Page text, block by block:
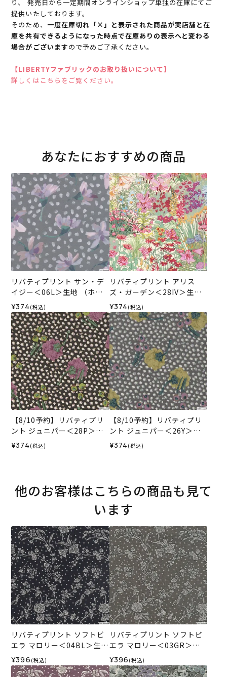
り、 発売日から一定期間オンラインショップ単独の在庫にてご
提供いたしております。
そのため、 一度在庫切れ「×」と表示された商品が実店舗と在
庫を共有できるようになった時点で在庫ありの表示へと変わる
場合がございますので予めご了承ください。
【LIBERTYファブリックのお取り扱いについて】
詳しくはこちらをご覧ください。
あなたにおすすめの商品
リバティプリント サン・デ
イジー＜06L＞生地 （ホビ
ーラホビーレオリジナル）2
026SS
¥374 (税込)
リバティプリント アリス
ズ・ガーデン＜28IV＞生地
（ホビーラホビーレオリジ
ナル）2025AW
¥374 (税込)
【8/10予約】リバティプリ
ント ジュニパー＜28P＞生
地 （ホビーラホビーレオリ
ジナル）2026AW
¥374 (税込)
【8/10予約】リバティプリ
ント ジュニパー＜26Y＞生
地 （ホビーラホビーレオリ
ジナル）2026AW
¥374 (税込)
他のお客様はこちらの商品も見て
います
リバティプリント ソフトビ
エラ マロリー＜04BL＞生地
（ホビーラホビーレオリジ
ナル）2025AW
¥396 (税込)
リバティプリント ソフトビ
エラ マロリー＜03GR＞生
地 （ホビーラホビーレオリ
ジナル）2025AW
¥396 (税込)